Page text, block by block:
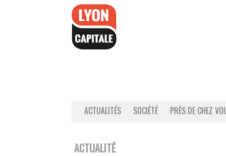
ACTUALITÉS SOCIÉTÉ PRÈS DE CHEZ
ACTUALITÉ